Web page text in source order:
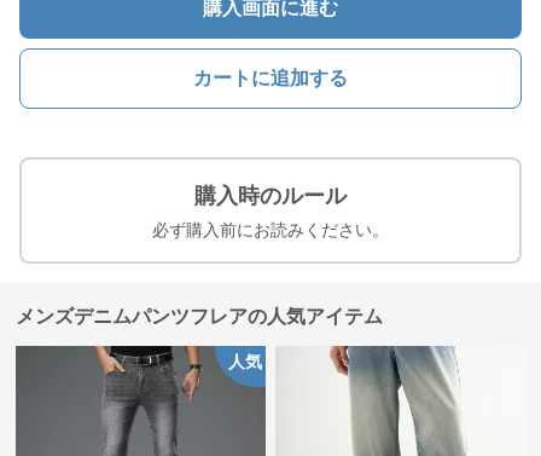
購入画面に進む
カートに追加する
購入時のルール
必ず購入前にお読みください。
メンズデニムパンツフレアの人気アイテム
人気